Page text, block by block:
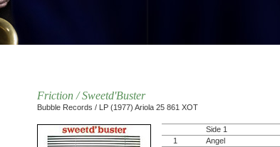
Friction / Sweetd'Buster
Bubble Records / LP (1977) Ariola 25 861 XOT
Side 1
1
Angel